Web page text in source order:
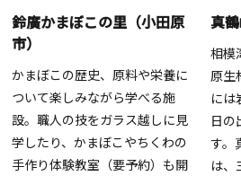
鈴廣かまぼこの里（小田原
市）
かまぼこの歴史、原料や栄養に
ついて楽しみながら学べる施
設。職人の技をガラス越しに見
学したり、かまぼこやちくわの
手作り体験教室（要予約）も開
真
相模
原生
には
日の
す。
は、